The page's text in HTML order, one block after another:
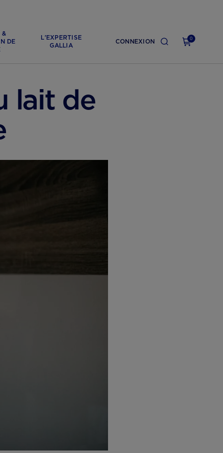
CONNEXION 0
&
DE
L'EXPERTISE
GALLIA
lait de